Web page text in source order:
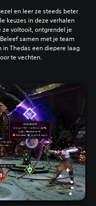
en leer ze steeds beter
keuzes in deze verhalen
ze voltooit, ontgrendel je
samen met je team
Thedas een diepere laag
te vechten.